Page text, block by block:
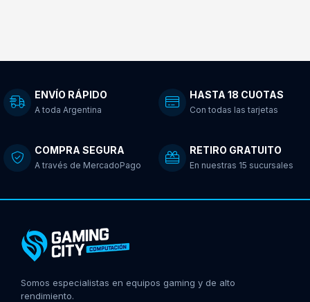
ENVÍO RÁPIDO
A toda Argentina
HASTA 18 CUOTAS
Con todas las tarjetas
COMPRA SEGURA
A través de MercadoPago
RETIRO GRATUITO
En nuestras 15 sucursales
Somos especialistas en equipos gaming y de alto
rendimiento.